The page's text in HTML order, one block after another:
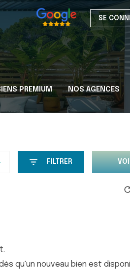
SE
PREMIUM NOS AGENCES
FILTRER
qu'un nouveau bien est